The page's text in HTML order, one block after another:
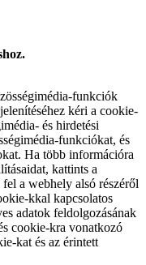
funkciók
kéri a cookie-
és hirdetési
funkciókat, és
Ha több információra
kattints a
a webhely alsó részéről
kkal kapcsolatos
adatok feldolgozásának
cookie-kra vonatkozó
kat és az érintett